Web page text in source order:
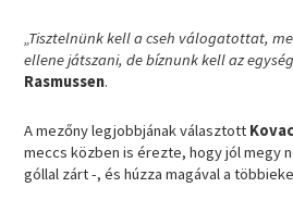
„Tisztelnünk kell a cseh válogatottat,
ellene játszani, de bíznunk kell az
Rasmussen.
A mezőny legjobbjának választott
meccs közben is érezte, hogy jól megy
góllal zárt -, és húzza magával a